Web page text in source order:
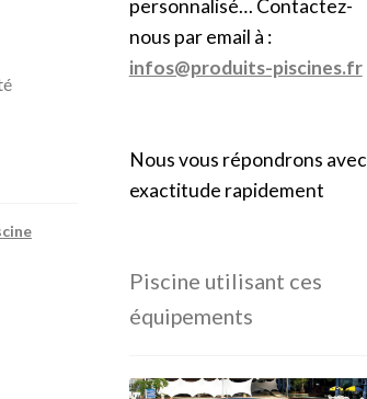
personnalisé… Contactez-
nous par email à :
infos@produits-piscines.fr
Nous vous répondrons avec
exactitude rapidement
Piscine utilisant ces
équipements